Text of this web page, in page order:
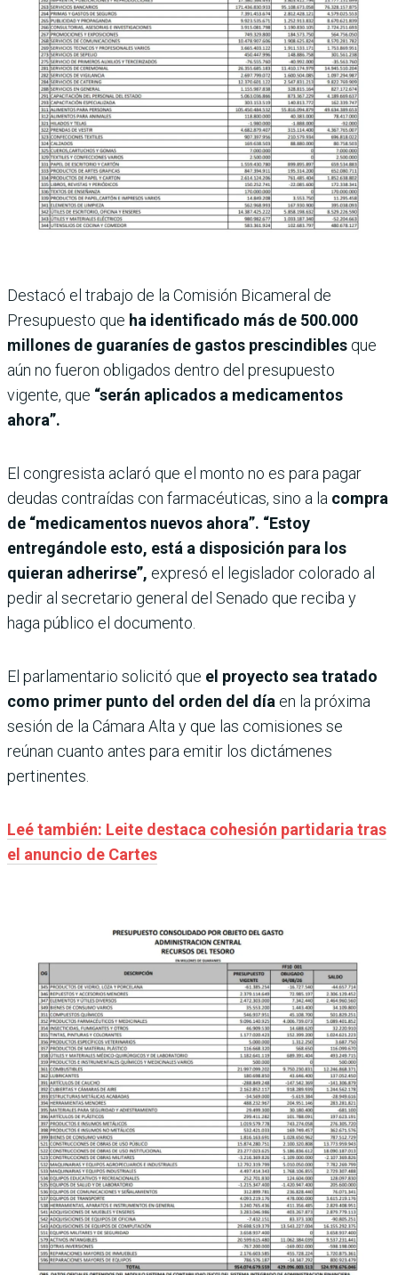
Destacó el trabajo de la Comisión Bicameral de
Presupuesto que ha identificado más de 500.000
millones de guaraníes de gastos prescindibles que
aún no fueron obligados dentro del presupuesto
vigente, que “serán aplicados a medicamentos
ahora”.
El congresista aclaró que el monto no es para pagar
deudas contraídas con farmacéuticas, sino a la compra
de “medicamentos nuevos ahora”. “Estoy
entregándole esto, está a disposición para los
quieran adherirse”, expresó el legislador colorado al
pedir al secretario general del Senado que reciba y
haga público el documento.
El parlamentario solicitó que el proyecto sea tratado
como primer punto del orden del día en la próxima
sesión de la Cámara Alta y que las comisiones se
reúnan cuanto antes para emitir los dictámenes
pertinentes.
Leé también: Leite destaca cohesión partidaria tras
el anuncio de Cartes